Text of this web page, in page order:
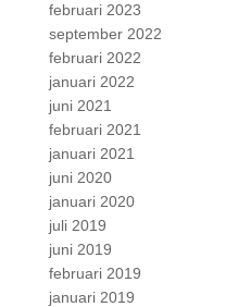
februari 2023
september 2022
februari 2022
januari 2022
juni 2021
februari 2021
januari 2021
juni 2020
januari 2020
juli 2019
juni 2019
februari 2019
januari 2019